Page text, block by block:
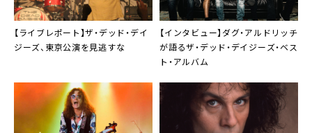
【ライブレポート】ザ・デッド・デイ
ジーズ、東京公演を見逃すな
【インタビュー】ダグ・アルドリッチ
が語るザ・デッド・デイジーズ・ベス
ト・アルバム